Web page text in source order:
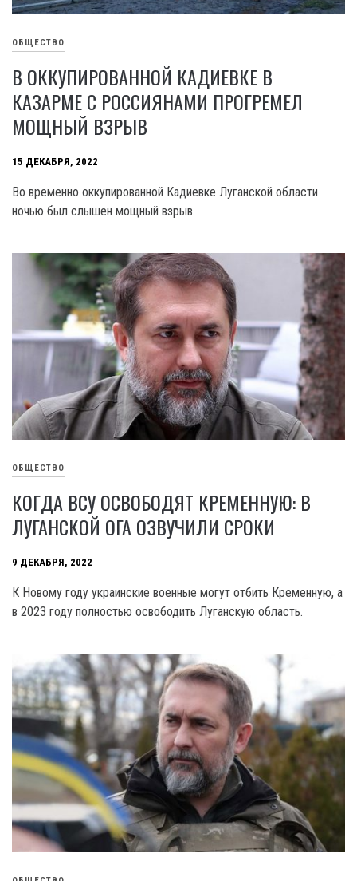
ОБЩЕСТВО
В ОККУПИРОВАННОЙ КАДИЕВКЕ В
КАЗАРМЕ С РОССИЯНАМИ ПРОГРЕМЕЛ
МОЩНЫЙ ВЗРЫВ
15 ДЕКАБРЯ, 2022
Во временно оккупированной Кадиевке Луганской области
ночью был слышен мощный взрыв.
ОБЩЕСТВО
КОГДА ВСУ ОСВОБОДЯТ КРЕМЕННУЮ: В
ЛУГАНСКОЙ ОГА ОЗВУЧИЛИ СРОКИ
9 ДЕКАБРЯ, 2022
К Новому году украинские военные могут отбить Кременную, а
в 2023 году полностью освободить Луганскую область.